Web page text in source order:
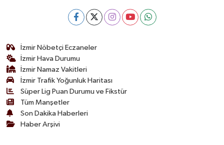
İzmir Nöbetçi Eczaneler
İzmir Hava Durumu
İzmir Namaz Vakitleri
İzmir Trafik Yoğunluk Haritası
Süper Lig Puan Durumu ve Fikstür
Tüm Manşetler
Son Dakika Haberleri
Haber Arşivi